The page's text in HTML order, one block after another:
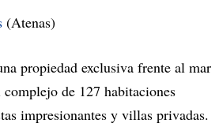
(Atenas)
propiedad exclusiva frente al mar
de 127 habitaciones
impresionantes y villas privadas.